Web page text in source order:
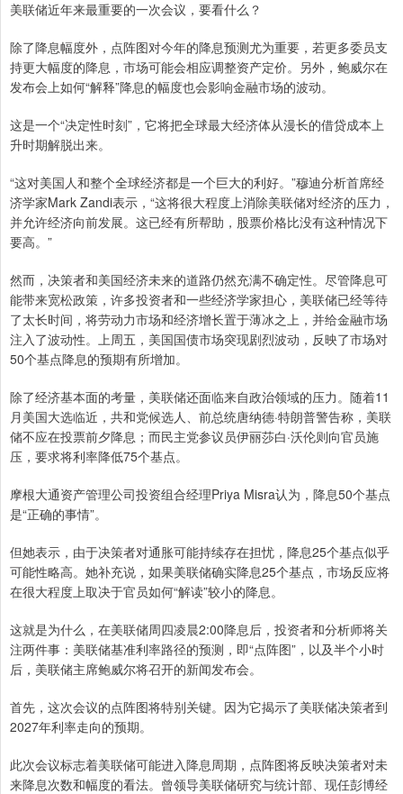
美联储近年来最重要的一次会议，要看什么？
除了降息幅度外，点阵图对今年的降息预测尤为重要，若更多委员支
持更大幅度的降息，市场可能会相应调整资产定价。另外，鲍威尔在
发布会上如何“解释”降息的幅度也会影响金融市场的波动。
这是一个“决定性时刻”，它将把全球最大经济体从漫长的借贷成本上
升时期解脱出来。
“这对美国人和整个全球经济都是一个巨大的利好。”穆迪分析首席经
济学家Mark Zandi表示，“这将很大程度上消除美联储对经济的压力，
并允许经济向前发展。这已经有所帮助，股票价格比没有这种情况下
要高。”
然而，决策者和美国经济未来的道路仍然充满不确定性。尽管降息可
能带来宽松政策，许多投资者和一些经济学家担心，美联储已经等待
了太长时间，将劳动力市场和经济增长置于薄冰之上，并给金融市场
注入了波动性。上周五，美国国债市场突现剧烈波动，反映了市场对
50个基点降息的预期有所增加。
除了经济基本面的考量，美联储还面临来自政治领域的压力。随着11
月美国大选临近，共和党候选人、前总统唐纳德·特朗普警告称，美联
储不应在投票前夕降息；而民主党参议员伊丽莎白·沃伦则向官员施
压，要求将利率降低75个基点。
摩根大通资产管理公司投资组合经理Priya Misra认为，降息50个基点
是“正确的事情”。
但她表示，由于决策者对通胀可能持续存在担忧，降息25个基点似乎
可能性略高。她补充说，如果美联储确实降息25个基点，市场反应将
在很大程度上取决于官员如何“解读”较小的降息。
这就是为什么，在美联储周四凌晨2:00降息后，投资者和分析师将关
注两件事：美联储基准利率路径的预测，即“点阵图”，以及半个小时
后，美联储主席鲍威尔将召开的新闻发布会。
首先，这次会议的点阵图将特别关键。因为它揭示了美联储决策者到
2027年利率走向的预期。
此次会议标志着美联储可能进入降息周期，点阵图将反映决策者对未
来降息次数和幅度的看法。曾领导美联储研究与统计部、现任彭博经